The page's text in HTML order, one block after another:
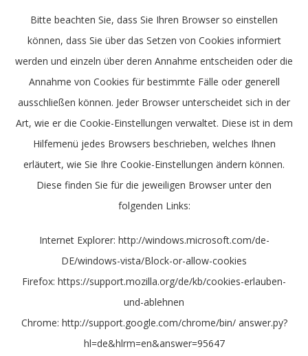
Bitte beachten Sie, dass Sie Ihren Browser so einstellen
können, dass Sie über das Setzen von Cookies informiert
werden und einzeln über deren Annahme entscheiden oder die
Annahme von Cookies für bestimmte Fälle oder generell
ausschließen können. Jeder Browser unterscheidet sich in der
Art, wie er die Cookie-Einstellungen verwaltet. Diese ist in dem
Hilfemenü jedes Browsers beschrieben, welches Ihnen
erläutert, wie Sie Ihre Cookie-Einstellungen ändern können.
Diese finden Sie für die jeweiligen Browser unter den
folgenden Links:
Internet Explorer: http://windows.microsoft.com/de-
DE/windows-vista/Block-or-allow-cookies
Firefox: https://support.mozilla.org/de/kb/cookies-erlauben-
und-ablehnen
Chrome: http://support.google.com/chrome/bin/ answer.py?
hl=de&hlrm=en&answer=95647